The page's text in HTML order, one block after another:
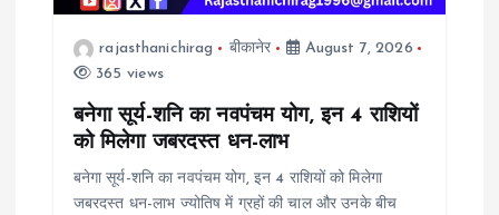
rajasthanichirag बीकानेर
August 7, 2026
365 views
बनेगा सूर्य-शनि का नवपंचम योग, इन 4 राशियों
को मिलेगा जबरदस्त धन-लाभ
बनेगा सूर्य-शनि का नवपंचम योग, इन 4 राशियों को मिलेगा
जबरदस्त धन-लाभ ज्योतिष में ग्रहों की चाल और उनके बीच